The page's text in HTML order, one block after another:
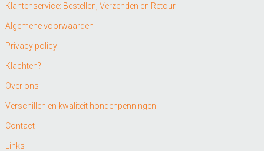
Klantenservice: Bestellen, Verzenden en Retour
Algemene voorwaarden
Privacy policy
Klachten?
Over ons
Verschillen en kwaliteit hondenpenningen
Contact
Links